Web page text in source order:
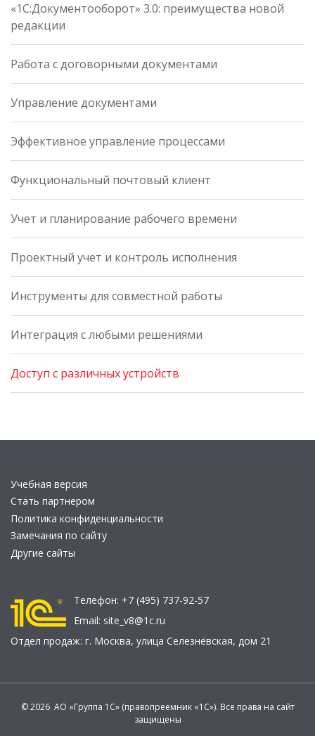
«1С:Документооборот» 3.0: преимущества новой
редакции
Работа с договорными документами
Управление документами
Эффективное управление процессами
Функциональный почтовый клиент
Учет и планирование рабочего времени
Проектный учет и контроль исполнения
Инструменты для совместной работы
Интеграция с любыми решениями
Доступ с различных устройств
Учебная версия
Стать партнером
Политика конфиденциальности
Замечания по сайту
Другие сайты
Телефон: +7 (495) 737-92-57
Email: site_v8@1c.ru
Отдел продаж: г. Москва, улица Селезнёвская, дом 21
© 2026 АО «Группа 1С» (правопреемник «1С»). Все права на сайт
защищены